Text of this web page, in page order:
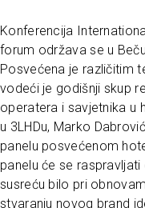
Konferencija
forum održava se u
Posvećena je različitim
vodeći je godišnji skup
operatera i savjetnika u
u 3LHDu, Marko
panelu posvećenom
panelu će se
susreću bilo pri
stvaranju novog brand